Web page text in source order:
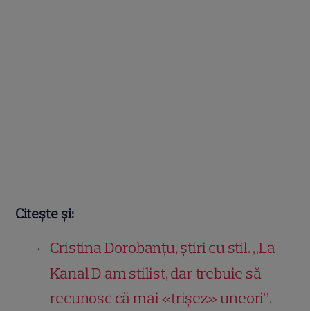
Citește și:
Cristina Dorobanțu, știri cu stil. „La
Kanal D am stilist, dar trebuie să
recunosc că mai «trișez» uneori”.